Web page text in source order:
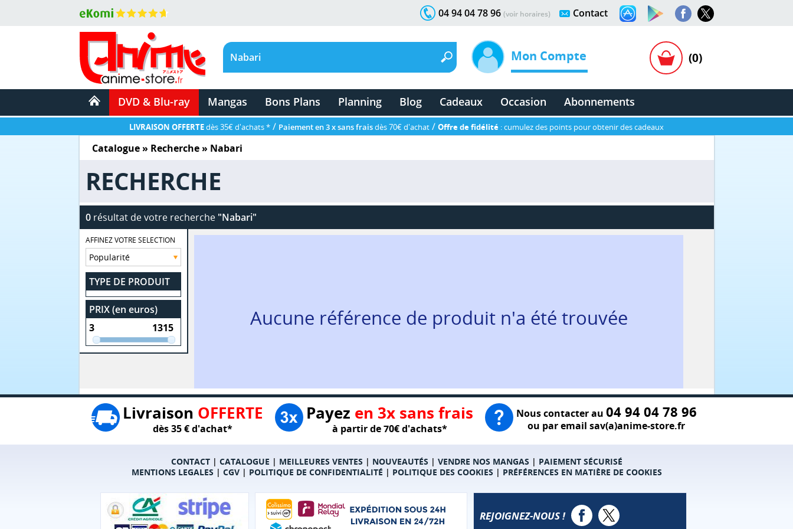
Contact
04 94 04 78 96 (voir horaires)
Mon Compte (0)
DVD & Blu-ray Mangas Bons Plans Planning Blog Cadeaux Occasion Abonnements
LIVRAISON OFFERTEdès 35€ d'achats * / Paiement en 3 x sans fraisdès 70€ d'achat / Offre de fidélité : cumulez des points pour obtenir des cadeaux
Catalogue» Recherche » Nabari
RECHERCHE
0résultat de votre recherche "Nabari"
AFFINEZ VOTRE SELECTION
TYPE DE PRODUIT
PRIX (en euros) Aucune référence de produit n'a été trouvée
Livraison OFFERTE
dès 35 € d'achat*
Payez en 3x sans frais
à partir de 70€ d'achats*
Nous contacter au 04 94 04 78 96
ou par email sav(a)anime-store.fr
CONTACT| CATALOGUE | MEILLEURES VENTES | NOUVEAUTÉS | VENDRE NOS MANGAS | PAIEMENT SÉCURISÉ
MENTIONS LEGALES | CGV| POLITIQUE DE CONFIDENTIALITÉ | POLITIQUE DES COOKIES | PRÉFÉRENCES EN MATIÈRE DE COOKIES
REJOIGNEZ-NOUS !